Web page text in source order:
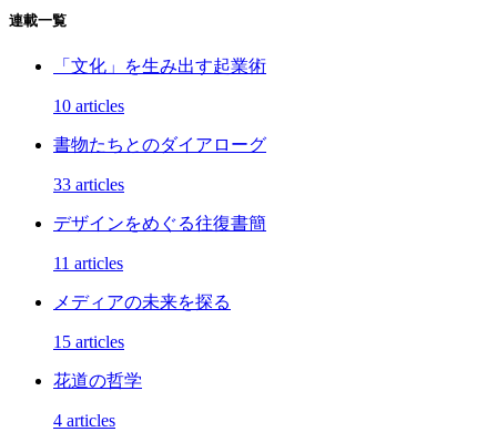
連載一覧
「文化」を生み出す起業術
10 articles
書物たちとのダイアローグ
33 articles
デザインをめぐる往復書簡
11 articles
メディアの未来を探る
15 articles
花道の哲学
4 articles